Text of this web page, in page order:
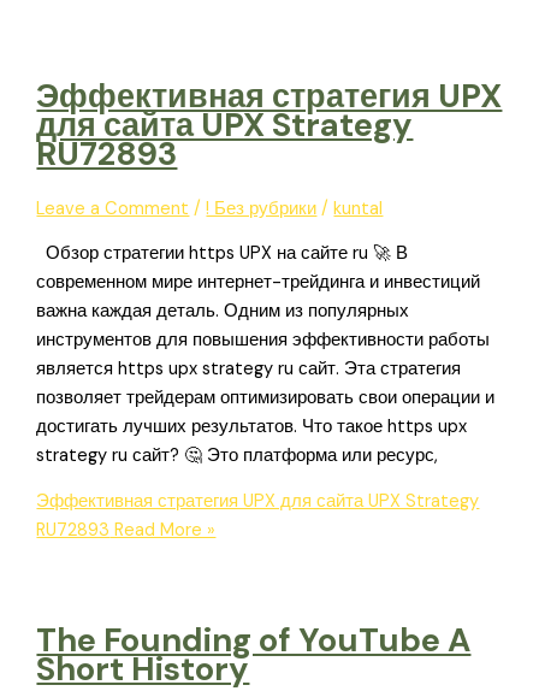
Эффективная стратегия UPX
для сайта UPX Strategy
RU72893
Leave a Comment /! Без рубрики /kuntal
Обзор стратегии https UPX на сайте ru 🚀 В
современном мире интернет-трейдинга и инвестиций
важна каждая деталь. Одним из популярных
инструментов для повышения эффективности работы
является https upx strategy ru сайт. Эта стратегия
позволяет трейдерам оптимизировать свои операции и
достигать лучших результатов. Что такое https upx
strategy ru сайт? 🤔 Это платформа или ресурс,
Эффективная стратегия UPX для сайта UPX Strategy
RU72893 Read More »
The Founding of YouTube A
Short History